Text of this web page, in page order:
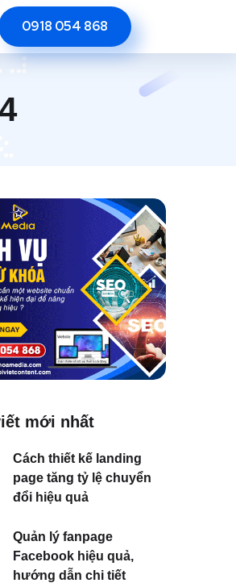
0918 054 868
mới nhất
Cách thiết kế landing
page tăng tỷ lệ chuyển
đổi hiệu quả
Quản lý fanpage
Facebook hiệu quả,
hướng dẫn chi tiết